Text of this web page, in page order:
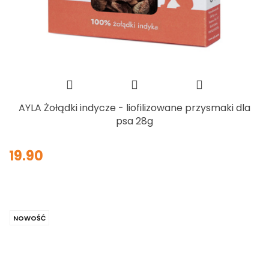
AYLA Żołądki indycze - liofilizowane przysmaki dla
psa 28g
19.90
NOWOŚĆ